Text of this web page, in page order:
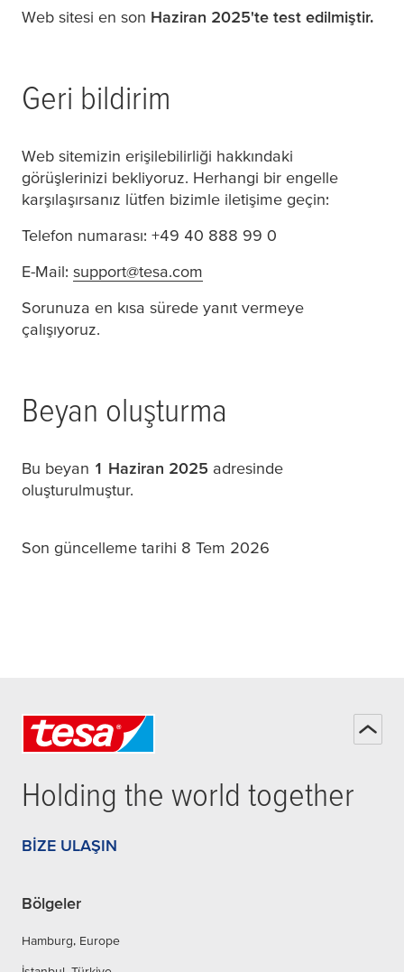
Web sitesi en son Haziran 2025'te test edilmiştir.
Geri bildirim
Web sitemizin erişilebilirliği hakkındaki
görüşlerinizi bekliyoruz. Herhangi bir engelle
karşılaşırsanız lütfen bizimle iletişime geçin:
Telefon numarası: +49 40 888 99 0
E-Mail: support@tesa.com
Sorunuza en kısa sürede yanıt vermeye
çalışıyoruz.
Beyan oluşturma
Bu beyan 1 Haziran 2025 adresinde
oluşturulmuştur.
Son güncelleme tarihi 8 Tem 2026
Holding the world together
BIZE ULAŞIN
Bölgeler
Hamburg, Europe